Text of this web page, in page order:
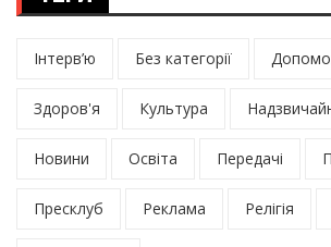
Інтерв’ю Без категорії
Здоров'я Культура
Новини Освіта Передачі
Пресклуб Реклама Релігія